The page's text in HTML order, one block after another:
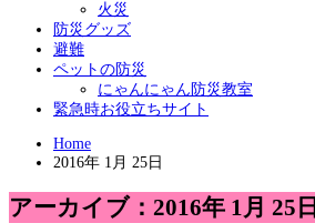
火災
防災グッズ
避難
ペットの防災
にゃんにゃん防災教室
緊急時お役立ちサイト
Home
2016年 1月 25日
アーカイブ：2016年 1月 25日